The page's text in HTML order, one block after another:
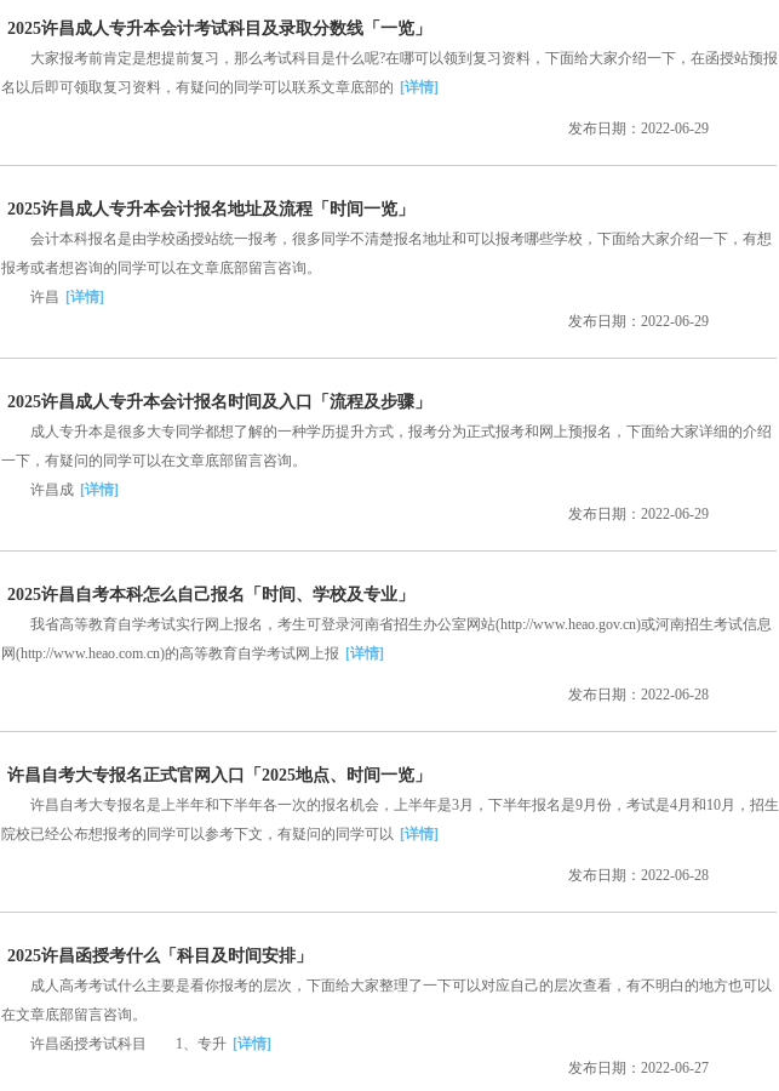
2025许昌成人专升本会计考试科目及录取分数线「一览」
大家报考前肯定是想提前复习，那么考试科目是什么呢?在哪可以领到复习资料，下面给大家介绍一下，在函授站预报
名以后即可领取复习资料，有疑问的同学可以联系文章底部的 [详情]
发布日期：2022-06-29
2025许昌成人专升本会计报名地址及流程「时间一览」
会计本科报名是由学校函授站统一报考，很多同学不清楚报名地址和可以报考哪些学校，下面给大家介绍一下，有想
报考或者想咨询的同学可以在文章底部留言咨询。
许昌 [详情]
发布日期：2022-06-29
2025许昌成人专升本会计报名时间及入口「流程及步骤」
成人专升本是很多大专同学都想了解的一种学历提升方式，报考分为正式报考和网上预报名，下面给大家详细的介绍
一下，有疑问的同学可以在文章底部留言咨询。
许昌成 [详情]
发布日期：2022-06-29
2025许昌自考本科怎么自己报名「时间、学校及专业」
我省高等教育自学考试实行网上报名，考生可登录河南省招生办公室网站(http://www.heao.gov.cn)或河南招生考试信息
网(http://www.heao.com.cn)的高等教育自学考试网上报 [详情]
发布日期：2022-06-28
许昌自考大专报名正式官网入口「2025地点、时间一览」
许昌自考大专报名是上半年和下半年各一次的报名机会，上半年是3月，下半年报名是9月份，考试是4月和10月，招生
院校已经公布想报考的同学可以参考下文，有疑问的同学可以 [详情]
发布日期：2022-06-28
2025许昌函授考什么「科目及时间安排」
成人高考考试什么主要是看你报考的层次，下面给大家整理了一下可以对应自己的层次查看，有不明白的地方也可以
在文章底部留言咨询。
许昌函授考试科目 1、专升 [详情]
发布日期：2022-06-27